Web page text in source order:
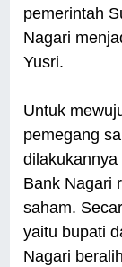
pemerintah
Nagari
Yusri.
Untuk
pemegang
Bank Nagari
saham.
yaitu bupati
Nagari